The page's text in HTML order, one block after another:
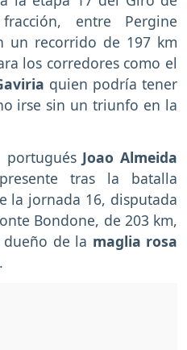
entre Pergine
un recorrido de 197 km
los corredores como el
quien podría tener
irse sin un triunfo en la
portuguésJoao Almeida
tras la batalla
la jornada 16, disputada
Bondone, de 203 km,
de la maglia rosa